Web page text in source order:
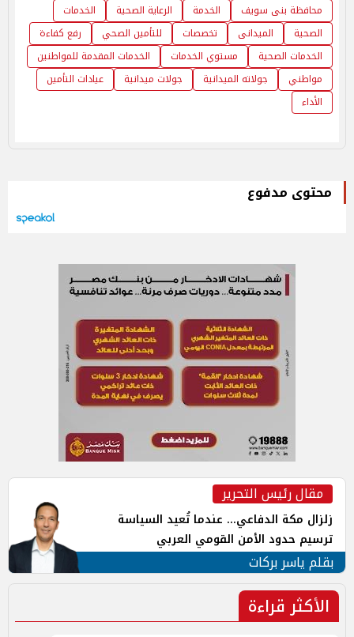
محافظة بنى سويف
الخدمة الرعاية الصحية
الخدمات
الصحية
الميدانى تخصصات للتأمين الصحي
رفع كفاءة
الخدمات الصحية
مستوي الخدمات
الخدمات المقدمة للمواطنين
مواطني
جولاته الميدانية جولات ميدانية
عيادات التأمين
الأداء
محتوى مدفوع
مقال رئيس التحرير
زلزال مكة الدفاعي... عندما تُعيد السياسة
ترسيم حدود الأمن القومي العربي
بقلم ياسر بركات
الأكثر قراءة